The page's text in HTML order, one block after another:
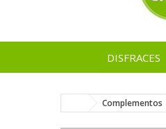
DISFRACES
Complementos